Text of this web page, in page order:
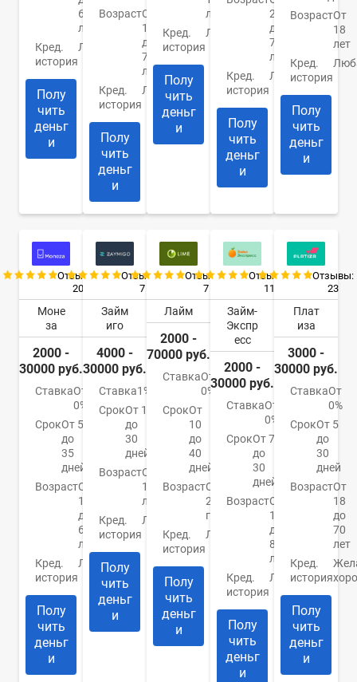
65
лет
Кред.
история
Любая
Полу
чить
деньг
и
ВозрастОт
18
до
70
лет
Кред.
история
Любая
Полу
чить
деньг
и
лет
Кред.
история
Любая
Полу
чить
деньг
и
22
до
70
лет
Кред.
история
Любая
Полу
чить
деньг
и
ВозрастОт
18
лет
Кред.
история
Полу
чить
деньг
и
Отзывы:
20
Моне
за
2000 -
30000 руб.
СтавкаОт
0%
СрокОт 5
до
35
дней
ВозрастОт
18
до
65
лет
Кред.
история
Любая
Полу
чить
деньг
и
Отзывы:
7
Займ
иго
4000 -
30000 руб.
Ставка1%
СрокОт 1
до
30
дней
ВозрастОт
18
лет
Кред.
история
Любая
Полу
чить
деньг
и
Отзывы:
7
Лайм
2000 -
70000 руб.
СтавкаОт
0%
СрокОт
10
до
40
дней
ВозрастОт
21
года
Кред.
история
Любая
Полу
чить
деньг
и
Отзывы:
11
Займ-
Экспр
есс
2000 -
30000 руб.
СтавкаОт
0%
СрокОт 7
до
30
дней
ВозрастОт
18
до
80
лет
Кред.
история
Любая
Полу
чить
деньг
и
Отзывы:
23
Плат
иза
3000 -
30000 руб.
СтавкаОт
0%
СрокОт 5
до
30
дней
ВозрастОт
18
до
70
лет
Кред.
история
Полу
чить
деньг
и